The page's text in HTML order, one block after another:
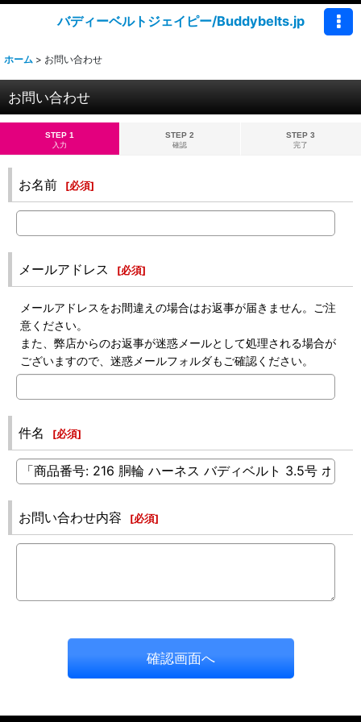
バディーベルトジェイピー/Buddybelts.jp
ホーム > お問い合わせ
お問い合わせ
STEP 1
入力
STEP 2
確認
STEP 3
完了
お名前 [必須]
メールアドレス [必須]
メールアドレスをお間違えの場合はお返事が届きません。ご注
意ください。
また、弊店からのお返事が迷惑メールとして処理される場合が
ございますので、迷惑メールフォルダもご確認ください。
件名 [必須]
お問い合わせ内容 [必須]
確認画面へ